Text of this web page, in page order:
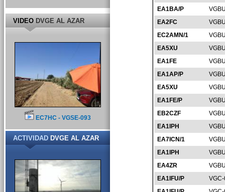
EA1BA/P
EA2FC
EC2AMN/1
EA5XU
EA1FE
EA1AP/P
EA5XU
EA1FE/P
EB2CZF
EA1IPH
EA7ICN/1
EA1IPH
EA4ZR
EA1IFU/P
VIDEODVGE AL AZAR
EC7HC - VGSE-093
ACTIVIDADDVGE AL AZAR